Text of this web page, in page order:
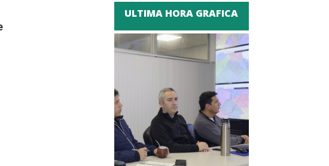
ULTIMA HORA GRAFICA